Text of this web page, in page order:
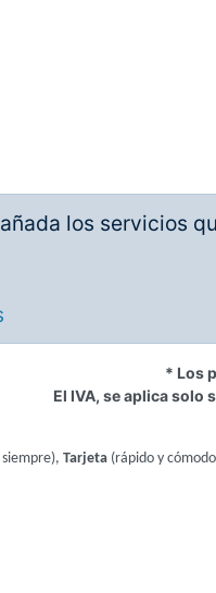
los servicios
* Los
El IVA, se aplica solo
Tarjeta(rápido y